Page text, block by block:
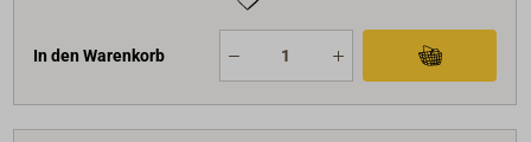
In den Warenkorb